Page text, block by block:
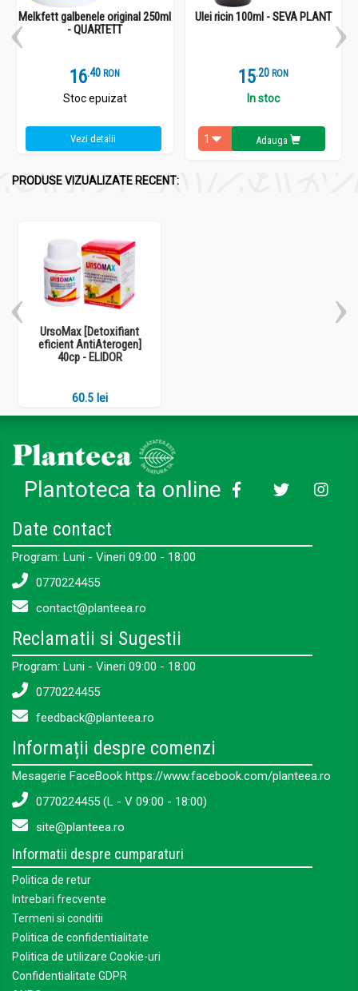
UrsoMax [Detoxifiant eficient AntiAterogen] 40cp - ELIDOR
Melkfett galbenele original 250ml
- QUARTETT
16.4 RON
Stoc epuizat
Vezi detalii
Ulei ricin 100ml - SEVA PLANT
15.2 RON
In stoc
Adauga
PRODUSE VIZUALIZATE RECENT:
UrsoMax [Detoxifiant
eficient AntiAterogen]
40cp - ELIDOR
60.5 lei
Plantoteca ta online
Date contact
Program: Luni - Vineri 09:00 - 18:00
0770224455
contact@planteea.ro
Reclamatii si Sugestii
Program: Luni - Vineri 09:00 - 18:00
0770224455
feedback@planteea.ro
Informații despre comenzi
Mesagerie FaceBook https://www.facebook.com/planteea.ro
0770224455 (L - V 09:00 - 18:00)
site@planteea.ro
Informatii despre cumparaturi
Politica de retur
Intrebari frecvente
Termeni si conditii
Politica de confidentialitate
Politica de utilizare Cookie-uri
Confidentialitate GDPR